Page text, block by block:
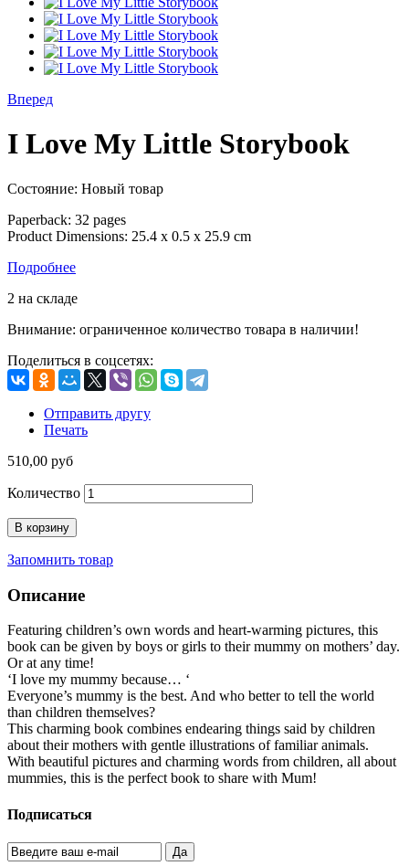
Вперед
I Love My Little Storybook
Состояние: Новый товар
Paperback: 32 pages
Product Dimensions: 25.4 x 0.5 x 25.9 cm
Подробнее
2 на складе
Внимание: ограниченное количество товара в наличии!
Поделиться в соцсетях:
Отправить другу
Печать
510,00 руб
Количество
В корзину
Запомнить товар
Описание
Featuring children’s own words and heart-warming pictures, this
book can be given by boys or girls to theirmummy on mothers’ day.
Or at any time!
‘I love my mummy because… ‘
Everyone’s mummy is the best. And who better to tell the world
than children themselves?
This charming book combines endearing things said by children
about their mothers with gentle illustrations of familiar animals.
With beautiful pictures and charming words from children, all about
mummies, this is the perfect book to share with Mum!
Подписаться
Да